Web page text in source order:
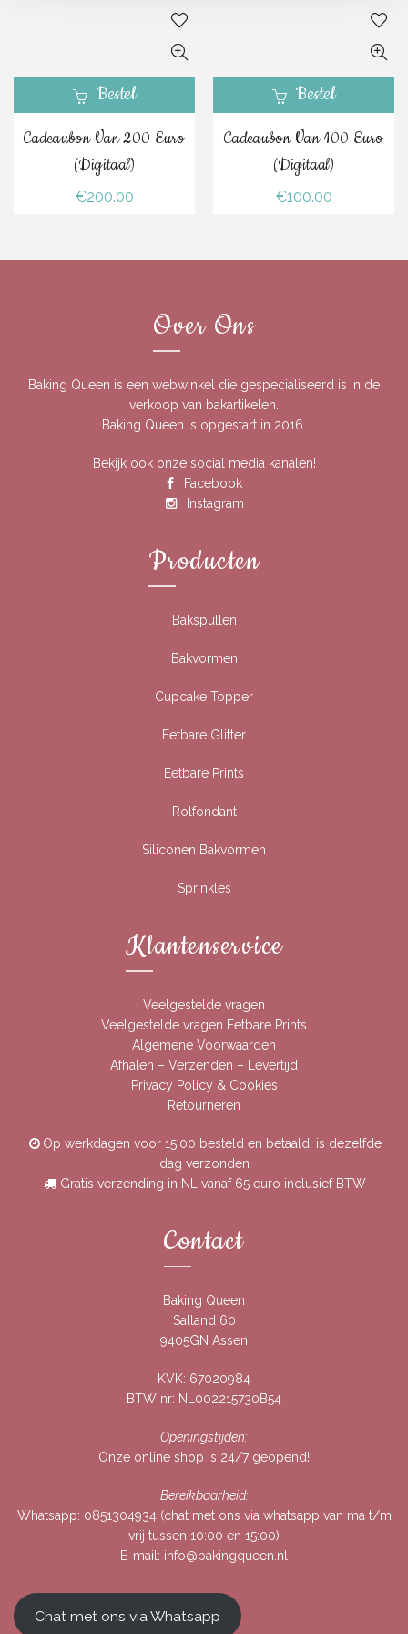
Bestel
Cadeaubon Van 200 Euro
(digitaal)
€200.00
Bestel
Cadeaubon Van 100 Euro
(digitaal)
€100.00
Over Ons
Baking Queen is een webwinkel die gespecialiseerd is in de
verkoop van bakartikelen.
Baking Queen is opgestart in 2016.
Bekijk ook onze social media kanalen!
Facebook
Instagram
Producten
Bakspullen
Bakvormen
Cupcake Topper
Eetbare Glitter
Eetbare Prints
Rolfondant
Siliconen Bakvormen
Sprinkles
Klantenservice
Veelgestelde vragen
Veelgestelde vragen Eetbare Prints
Algemene Voorwaarden
Afhalen – Verzenden – Levertijd
Privacy Policy & Cookies
Retourneren
Op werkdagen voor 15:00 besteld en betaald, is dezelfde
dag verzonden
Gratis verzending in NL vanaf 65 euro inclusief BTW
Contact
Baking Queen
Salland 60
9405GN Assen
KVK: 67020984
BTW nr: NL002215730B54
Openingstijden:
Onze online shop is 24/7 geopend!
Bereikbaarheid:
Whatsapp: 0851304934(chat met ons via whatsapp van ma t/m
vrij tussen 10:00 en 15:00)
E-mail: info@bakingqueen.nl
Chat met ons via Whatsapp